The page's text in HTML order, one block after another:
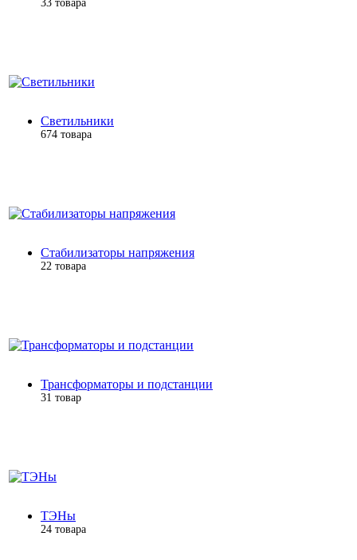
33 товара
Светильники
674 товара
Стабилизаторы напряжения
22 товара
Трансформаторы и подстанции
31 товар
ТЭНы
24 товара